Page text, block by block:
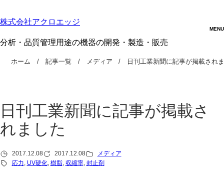
株式会社アクロエッジ
分析・品質管理用途の機器の開発・製造・販売
ホーム 記事一覧 メディア 日刊工業新聞に記事が掲載され
日刊工業新聞に記事が掲載さ
れました
2017.12.08 2017.12.08
メディア
応力, UV硬化, 樹脂, 収縮率, 封止剤